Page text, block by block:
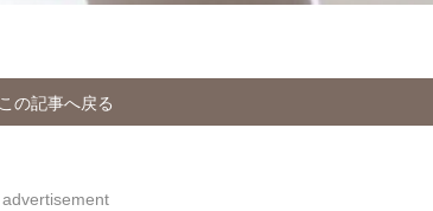
この記事へ戻る
advertisement